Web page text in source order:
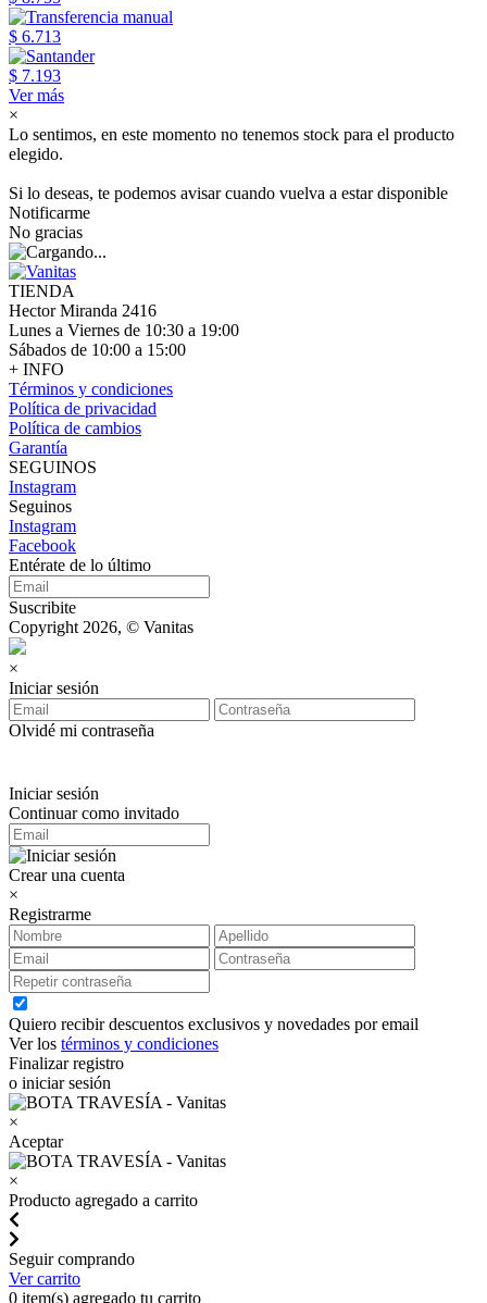
$ 6.713
$ 7.193
Ver más
×
Lo sentimos, en este momento no tenemos stock para el producto
elegido.
Si lo deseas, te podemos avisar cuando vuelva a estar disponible
Notificarme
No gracias
TIENDA
Hector Miranda 2416
Lunes a Viernes de 10:30 a 19:00
Sábados de 10:00 a 15:00
+ INFO
Términos y condiciones
Política de privacidad
Política de cambios
Garantía
SEGUINOS
Instagram
Seguinos
Instagram
Facebook
Entérate de lo último
Suscribite
Copyright 2026, © Vanitas
×
Iniciar sesión
Olvidé mi contraseña
Iniciar sesión
Continuar como invitado
Crear una cuenta
×
Registrarme
Quiero recibir descuentos exclusivos y novedades por email
Ver los términos y condiciones
Finalizar registro
o iniciar sesión
×
Aceptar
×
Producto agregado a carrito
Seguir comprando
Ver carrito
0 item(s) agregado tu carrito